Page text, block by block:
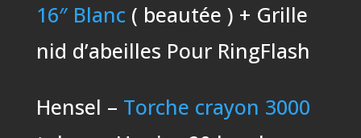
16″ Blanc ( beautée ) + Grille
nid d’abeilles Pour RingFlash
Hensel – Torche crayon 3000